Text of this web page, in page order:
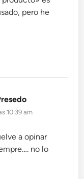
pero he
10:39 am
a opinar
no lo